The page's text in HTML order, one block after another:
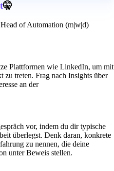
🤫
of Automation (m|w|d)
Plattformen wie LinkedIn, um mit
zu treten. Frag nach Insights über
an der
vor, indem du dir typische
überlegst. Denk daran, konkrete
zu nennen, die deine
unter Beweis stellen.